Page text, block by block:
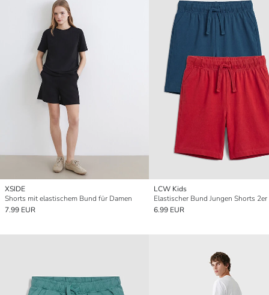
XSIDE
Shorts mit elastischem Bund für Damen
7.99 EUR
LCW Kids
Elastischer Bund Jungen Shorts 2er
6.99 EUR